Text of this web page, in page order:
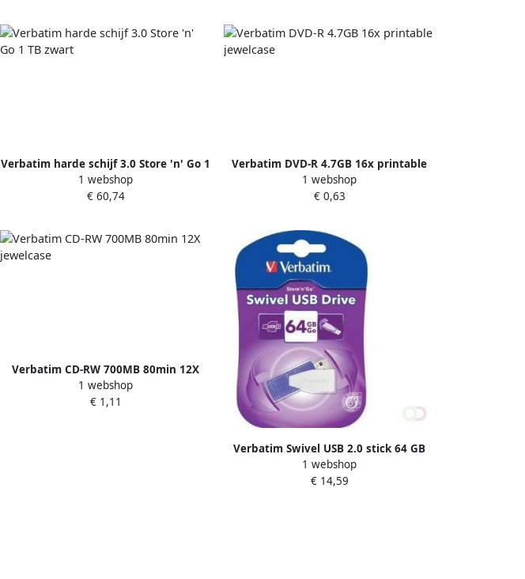
Verbatim harde schijf 3.0 Store 'n' Go 1
TB zwart
1 webshop
€ 60,74
Verbatim DVD-R 4.7GB 16x printable
jewelcase
1 webshop
€ 0,63
Verbatim CD-RW 700MB 80min 12X
jewelcase
1 webshop
€ 1,11
Verbatim Swivel USB 2.0 stick 64 GB
paars
1 webshop
€ 14,59